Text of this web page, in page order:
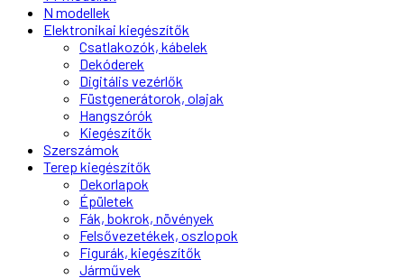
N modellek
Elektronikai kiegészítők
Csatlakozók, kábelek
Dekóderek
Digitális vezérlők
Füstgenerátorok, olajak
Hangszórók
Kiegészítők
Szerszámok
Terep kiegészítők
Dekorlapok
Épületek
Fák, bokrok, növények
Felsővezetékek, oszlopok
Figurák, kiegészítők
Járművek